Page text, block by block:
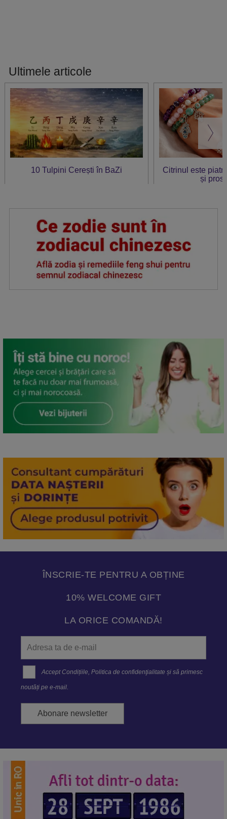
Ultimele articole
10 Tulpini Cerești în BaZi
Citrinul este
și
ÎNSCRIE-TE PENTRU A OBȚINE
10% WELCOME GIFT
LA ORICE COMANDĂ!
Accept Condițiile,Politica de confidenţialitate și să primesc
noutăți pe e-mail.
Abonare newsletter